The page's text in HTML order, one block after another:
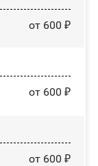
от 600 ₽
от 600 ₽
от 600 ₽